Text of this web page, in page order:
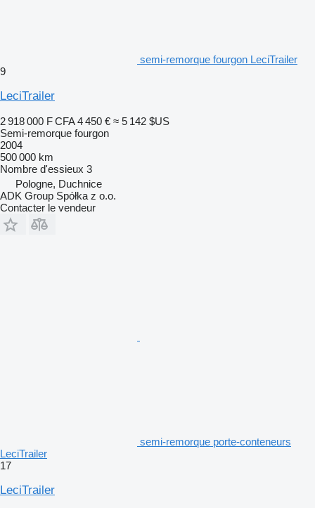
semi-remorque fourgon LeciTrailer
9
LeciTrailer
2 918 000 F CFA 4 450 € ≈ 5 142 $US
Semi-remorque fourgon
2004
500 000 km
Nombre d'essieux 3
Pologne, Duchnice
ADK Group Spółka z o.o.
Contacter le vendeur
semi-remorque porte-conteneurs
LeciTrailer
17
LeciTrailer